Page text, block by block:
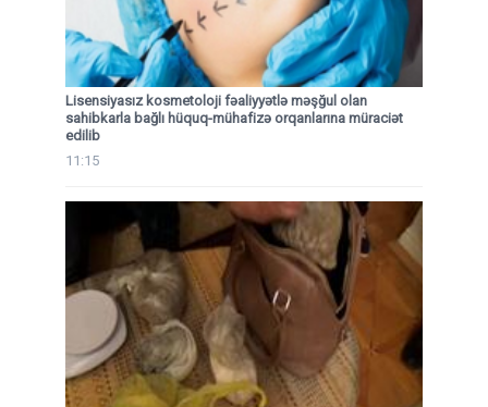
Lisensiyasız kosmetoloji fəaliyyətlə məşğul olan
sahibkarla bağlı hüquq-mühafizə orqanlarına müraciət
edilib
11:15